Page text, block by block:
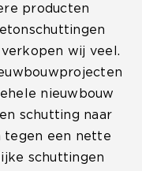
producten
wij veel.
nieuwbouw
schutting naar
tegen een nette
schuttingen